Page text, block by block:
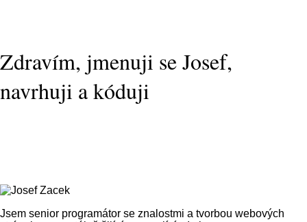
Zdravím, jmenuji se Josef,
navrhuji a kóduji
Jsem senior programátor se znalostmi a tvorbou webových